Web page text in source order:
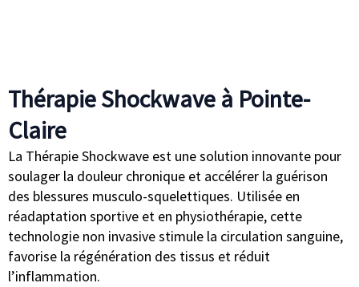
Thérapie Shockwave à Pointe-
Claire
La Thérapie Shockwave est une solution innovante pour
soulager la douleur chronique et accélérer la guérison
des blessures musculo-squelettiques. Utilisée en
réadaptation sportive et en physiothérapie, cette
technologie non invasive stimule la circulation sanguine,
favorise la régénération des tissus et réduit
l’inflammation.